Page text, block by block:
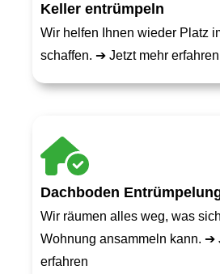
Keller entrümpeln
Wir helfen Ihnen wieder Platz
schaffen. ➔ Jetzt mehr erfahren
Dachboden
Wir räumen alles weg, was
Wohnung ansammeln kann. ➔
erfahren